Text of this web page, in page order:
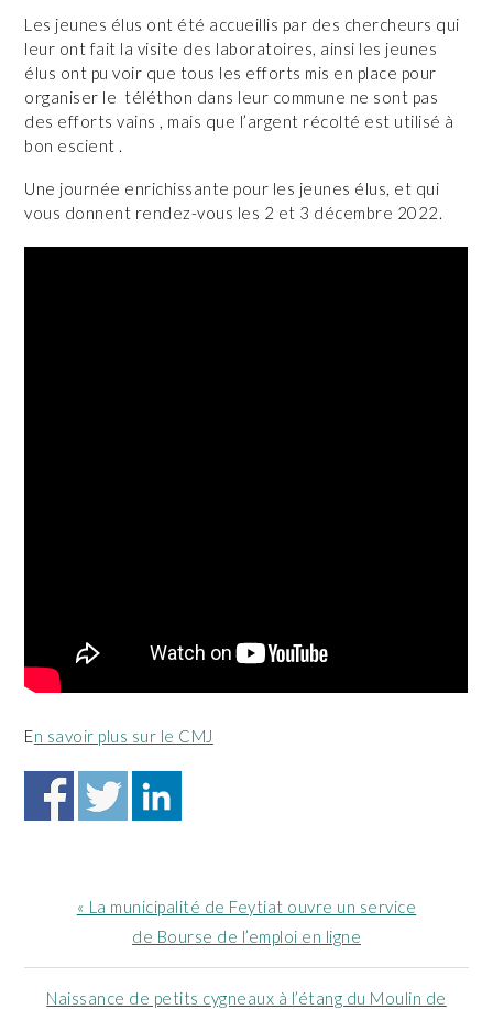
Les jeunes élus ont été accueillis par des chercheurs qui
leur ont fait la visite des laboratoires, ainsi les jeunes
élus ont pu voir que tous les efforts mis en place pour
organiser le téléthon dans leur commune ne sont pas
des efforts vains , mais que l’argent récolté est utilisé à
bon escient .
Une journée enrichissante pour les jeunes élus, et qui
vous donnent rendez-vous les 2 et 3 décembre 2022.
En savoir plus sur le CMJ
Article
précédent
:
« La municipalité de Feytiat ouvre un service
de Bourse de l’emploi en ligne
Article
Naissance de petits cygneaux à l’étang du Moulin de